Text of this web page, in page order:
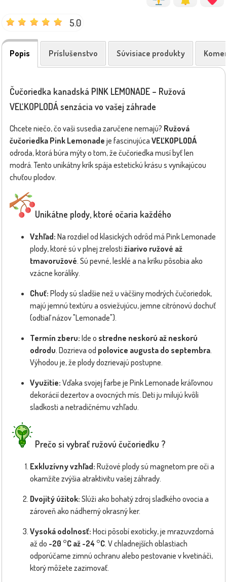
5.0
Popis Príslušenstvo Súvisiace produkty
Čučoriedka kanadská PINK LEMONADE – Ružová
VEĽKOPLODÁ senzácia vo vašej záhrade
Chcete niečo, čo vaši susedia zaručene nemajú? Ružová
čučoriedka Pink Lemonade je fascinujúca VEĽKOPLODÁ
odroda, ktorá búra mýty o tom, že čučoriedka musí byť len
modrá. Tento unikátny krík spája estetickú krásu s vynikajúcou
chuťou plodov.
Unikátne plody, ktoré očaria každého
Vzhľad: Na rozdiel od klasických odrôd má Pink Lemonade
plody, ktoré sú v plnej zrelosti žiarivo ružové až
tmavoružové. Sú pevné, lesklé a na kríku pôsobia ako
vzácne koráliky.
Chuť: Plody sú sladšie než u väčšiny modrých čučoriedok,
majú jemnú textúru a osviežujúcu, jemne citrónovú dochuť
(odtiaľ názov "Lemonade").
Termín zberu: Ide o stredne neskorú až neskorú
odrodu. Dozrieva od polovice augusta do septembra.
Výhodou je, že plody dozrievajú postupne.
Využitie: Vďaka svojej farbe je Pink Lemonade kráľovnou
dekorácií dezertov a ovocných mís. Deti ju milujú kvôli
sladkosti a netradičnému vzhľadu.
Prečo si vybrať ružovú čučoriedku ?
Exkluzívny vzhľad: Ružové plody sú magnetom pre oči a
okamžite zvýšia atraktivitu vašej záhrady.
Dvojitý úžitok: Slúži ako bohatý zdroj sladkého ovocia a
zároveň ako nádherný okrasný ker.
Vysoká odolnosť: Hoci pôsobí exoticky, je mrazuvzdorná
až do -20 °C až -24 °C. V chladnejších oblastiach
odporúčame zimnú ochranu alebo pestovanie v kvetináči,
ktorý môžete zazimovať.